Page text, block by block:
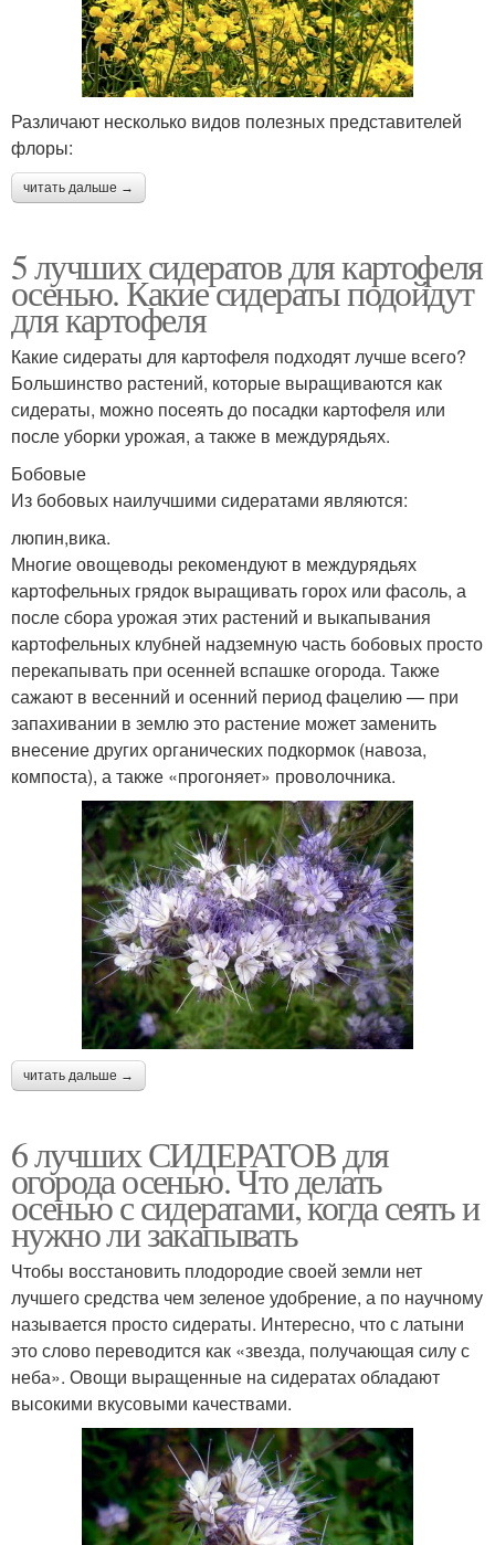
Различают несколько видов полезных представителей
флоры:
читать дальше →
5 лучших сидератов для картофеля
осенью. Какие сидераты подойдут
для картофеля
Какие сидераты для картофеля подходят лучше всего?
Большинство растений, которые выращиваются как
сидераты, можно посеять до посадки картофеля или
после уборки урожая, а также в междурядьях.
Бобовые
Из бобовых наилучшими сидератами являются:
люпин,вика.
Многие овощеводы рекомендуют в междурядьях
картофельных грядок выращивать горох или фасоль, а
после сбора урожая этих растений и выкапывания
картофельных клубней надземную часть бобовых просто
перекапывать при осенней вспашке огорода. Также
сажают в весенний и осенний период фацелию — при
запахивании в землю это растение может заменить
внесение других органических подкормок (навоза,
компоста), а также «прогоняет» проволочника.
читать дальше →
6 лучших СИДЕРАТОВ для
огорода осенью. Что делать
осенью с сидератами, когда сеять и
нужно ли закапывать
Чтобы восстановить плодородие своей земли нет
лучшего средства чем зеленое удобрение, а по научному
называется просто сидераты. Интересно, что с латыни
это слово переводится как «звезда, получающая силу с
неба». Овощи выращенные на сидератах обладают
высокими вкусовыми качествами.